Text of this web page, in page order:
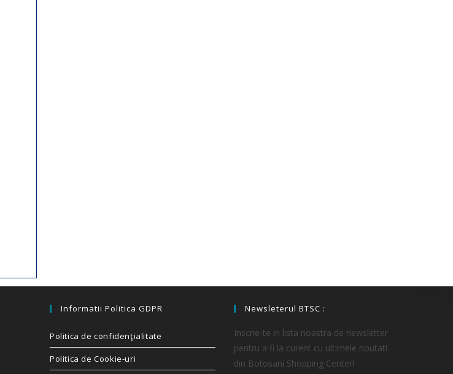
Informatii Politica GDPR
Politica de confidenţialitate
Politica de Cookie-uri
Newsleterul BTSC :
Inscrie-te in lista noastra de newsletter
pentru a fi la curent cu ultimele noutati
din Botosani Shopping Center!